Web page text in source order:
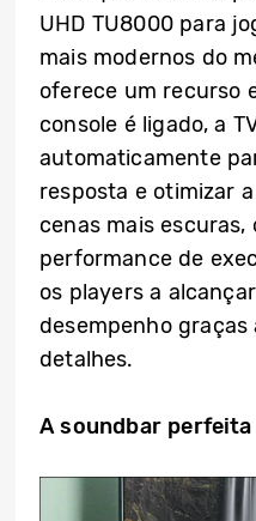
UHD TU8000 para
mais modernos do
oferece um recurso
console é ligado, a
automaticamente
resposta e otimizar
cenas mais
performance de
os players a
desempenho
detalhes.
A soundbar perfeita